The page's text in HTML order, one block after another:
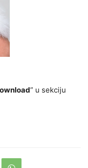
” u sekciju